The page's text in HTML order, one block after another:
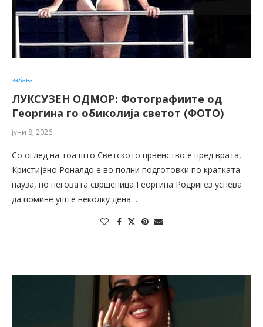
забава
ЛУКСУЗЕН ОДМОР: Фотографиите од
Георгина го обиколија светот (ФОТО)
јуни 8, 2026
Со оглед на тоа што Светското првенство е пред врата,
Кристијано Роналдо е во полни подготовки по кратката
пауза, но неговата свршеница Георгина Родригез успева
да помине уште неколку дена …